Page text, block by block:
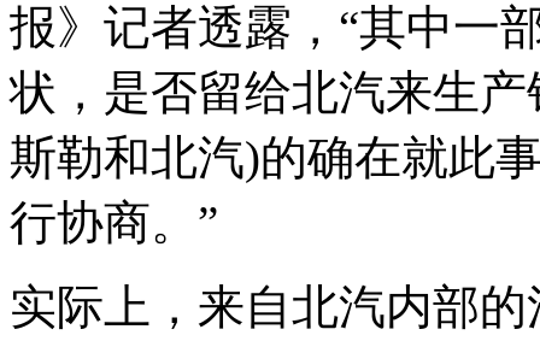
报》记者透露，“其中一
状，是否留给北汽来生
斯勒和北汽)的确在就此
行协商。”
实际上，来自北汽内部